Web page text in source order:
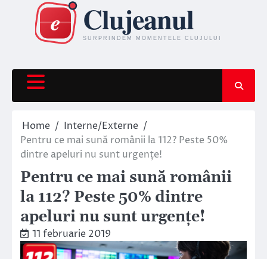
content
Home
Interne/Externe
Pentru ce mai sună românii la 112? Peste 50%
dintre apeluri nu sunt urgențe!
Pentru ce mai sună românii
la 112? Peste 50% dintre
apeluri nu sunt urgențe!
11 februarie 2019